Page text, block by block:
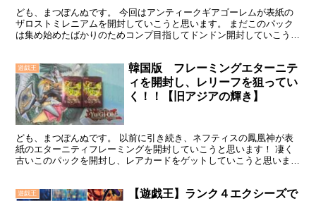
ども、まつぽんぬです。 今回はアンティークギアゴーレムが表紙の
ザロストミレニアムを開封していこうと思います。 まだこのパック
は集め始めたばかりのためコンプ目指してドンドン開封していこうか
遊戯王
韓国版 フレーミングエターニテ
ィを開封し、レリーフを狙ってい
く！！【旧アジアの輝き】
ども、まつぽんぬです。 以前に引き続き、ネフティスの鳳凰神が表
紙のエターニティフレーミングを開封していこうと思います！ 凄く
古いこのパックを開封し、レアカードをゲットしていこうと思いま
遊戯王
【遊戯王】ランク４エクシーズで